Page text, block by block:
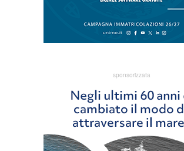
sponsorizzata